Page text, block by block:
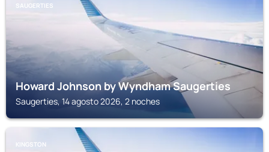
SAUGERTIES
Howard Johnson by Wyndham Saugerties
Saugerties, 14 agosto 2026, 2 noches
KINGSTON